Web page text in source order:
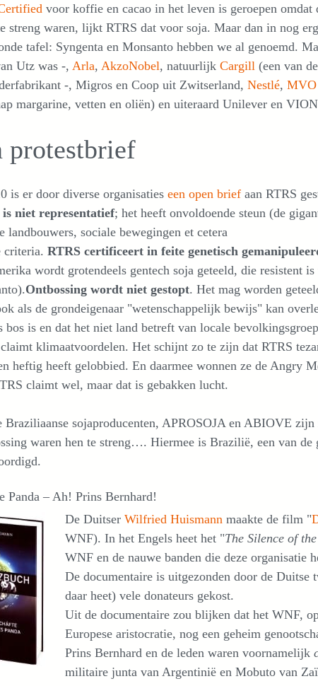
voor koffie en cacao in het leven is geroepen omdat
streng waren, lijkt RTRS dat voor soja. Maar dan in nog
tafel: Syngenta en Monsanto hebben we al genoemd.
Utz was -, Arla, AkzoNobel, natuurlijk Cargill (een van
-, Migros en Coop uit Zwitserland, Nestlé, MVO
margarine, vetten en oliën) en uiteraard Unilever en
protestbrief
is er door diverse organisaties een open brief aan RTRS
is niet representatief; het heeft onvoldoende steun (de
landbouwers, sociale bewegingen et cetera
RTRS certificeert in feite genetisch
wordt grotendeels gentech soja geteeld, die resistent
Ontbossing wordt niet gestopt. Het mag worden
als de grondeigenaar "wetenschappelijk bewijs" kan
bos is en dat het niet land betreft van locale
klimaatvoordelen. Het schijnt zo te zijn dat RTRS
heftig heeft gelobbied. En daarmee wonnen ze de Angry
claimt wel, maar dat is gebakken lucht.
Braziliaanse sojaproducenten, APROSOJA en ABIOVE
waren hen te streng…. Hiermee is Brazilië, een van de
Panda – Ah! Prins Bernhard!
De Duitser Wilfried Huismann maakte de film "
WNF). In het Engels heet het "The Silence of
WNF en de nauwe banden die deze organisatie
De documentaire is uitgezonden door de
daar heet) vele donateurs gekost.
Uit de documentaire zou blijken dat het WNF,
Europese aristocratie, nog een geheim
Prins Bernhard en de leden waren voornamelijk
militaire junta van Argentinië en Mobuto van